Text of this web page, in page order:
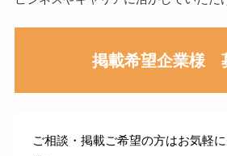
掲載希望企業様
ご相談・掲載ご希望の方はお気軽